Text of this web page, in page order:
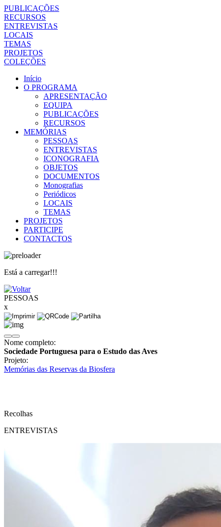
PUBLICAÇÕES
RECURSOS
ENTREVISTAS
LOCAIS
TEMAS
PROJETOS
COLEÇÕES
Início
O PROGRAMA
APRESENTAÇÃO
EQUIPA
PUBLICAÇÕES
RECURSOS
MEMÓRIAS
PESSOAS
ENTREVISTAS
ICONOGRAFIA
OBJETOS
DOCUMENTOS
Monografias
Periódicos
LOCAIS
TEMAS
PROJETOS
PARTICIPE
CONTACTOS
Está a carregar!!!
PESSOAS
x
Nome completo:
Sociedade Portuguesa para o Estudo das Aves
Projeto:
Memórias das Reservas da Biosfera
Recolhas
ENTREVISTAS